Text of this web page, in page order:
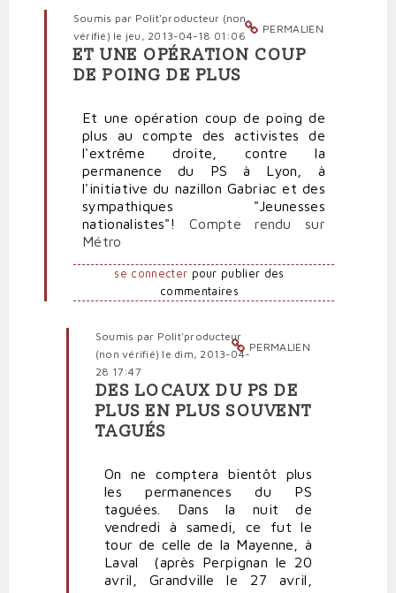
PERMALIEN
Soumis par Polit'producteur (non
vérifié) le jeu, 2013-04-18 01:06
En
réponse
Montée
des
violences
fascistes
en
France
par
politpro
ET UNE OPÉRATION COUP
DE POING DE PLUS
Et une opération coup de poing de
plus au compte des activistes de
l'extrême droite, contre la
permanence du PS à Lyon, à
l'initiative du nazillon Gabriac et des
sympathiques "Jeunesses
nationalistes"!Compte rendu sur
Métro
se connecter pour publier des
commentaires
PERMALIEN
Soumis par Polit'producteur
(non vérifié) le dim, 2013-04-
28 17:47
En
réponse
à
une
opération
coup
de
poing
de
plus
DES LOCAUX DU PS DE
PLUS EN PLUS SOUVENT
TAGUÉS
On ne comptera bientôt plus
les permanences du PS
taguées. Dans la nuit de
vendredi à samedi, ce fut le
tour de celle de la Mayenne, à
Laval (après Perpignan le 20
avril, Grandville le 27 avril,